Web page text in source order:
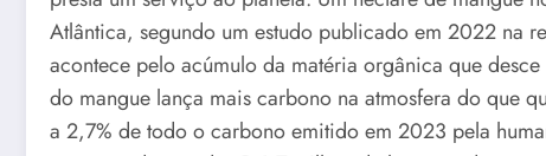
Atlântica, segundo um estudo publicado em 2022 na
acontece pelo acúmulo da matéria orgânica que
do mangue lança mais carbono na atmosfera do que
a 2,7% de todo o carbono emitido em 2023 pela